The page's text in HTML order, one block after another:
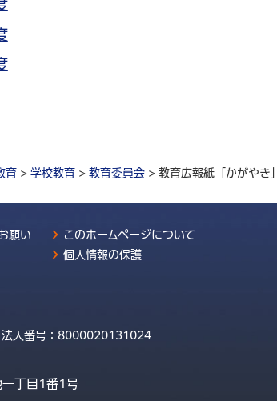
育 > 学校教育 > 教育委員会 > 教育広報紙「かがやき」
願い このホームページについて
個人情報の保護
法人番号： 8000020131024
丁目1番1号